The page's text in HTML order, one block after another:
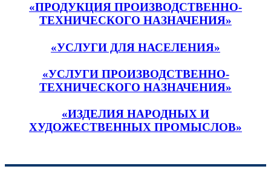
«ПРОДУКЦИЯ ПРОИЗВОДСТВЕННО-
ТЕХНИЧЕСКОГО НАЗНАЧЕНИЯ»
«УСЛУГИ ДЛЯ НАСЕЛЕНИЯ»
«УСЛУГИ ПРОИЗВОДСТВЕННО-
ТЕХНИЧЕСКОГО НАЗНАЧЕНИЯ»
«ИЗДЕЛИЯ НАРОДНЫХ И
ХУДОЖЕСТВЕННЫХ ПРОМЫСЛОВ»